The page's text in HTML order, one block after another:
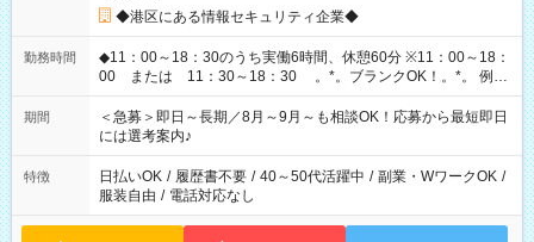
◆港区にある情報セキュリティ企業◆
勤務時間
◆11：00～18：30のうち実働6時間、休憩60分 ※11：00～18：
00 または 11：30～18：30 。*。ブランクOK！。*。 例え
ば前職が、 在宅/財団法人/事務/コールセンター/受付/販売/カフェ
スタッフ スイーツ販売/ホテルフロント/化粧品販売/など 様々な
業界から入社して活躍されています♪
期間
＜急募＞即日～長期／8月～9月～も相談OK！応募から最短即日
には選考案内♪
特徴 日払いOK / 履歴書不要 / 40～50代活躍中 / 副業・WワークOK /
服装自由 / 電話対応なし